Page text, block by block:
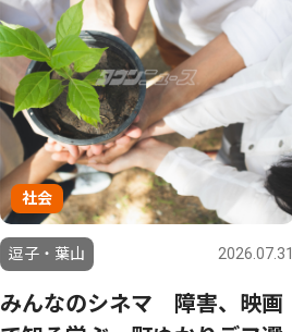
社会
逗子・葉山 2026.07.31
みんなのシネマ 障害、映画